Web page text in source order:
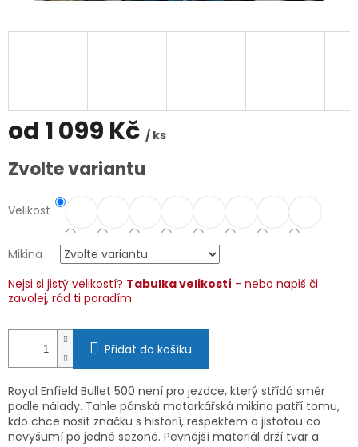
od 1 099 Kč / ks
Měrná
cena:
Zvolte variantu
Velikost
Mikina
Nejsi si jistý velikostí? Tabulka velikostí - nebo napiš či
zavolej, rád ti poradím.
Přidat do košíku
Royal Enfield Bullet 500 není pro jezdce, který střídá směr
podle nálady. Tahle pánská motorkářská mikina patří tomu,
kdo chce nosit značku s historií, respektem a jistotou co
nevyšumí po jedné sezoně. Pevnější materiál drží tvar a